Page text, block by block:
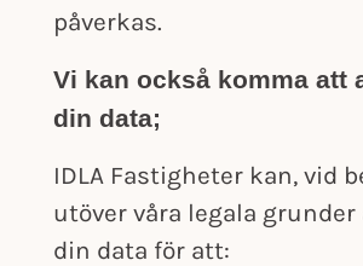
påverkas.
Vi kan också komma att
din data;
IDLA Fastigheter kan, vid
utöver våra legala grunder
din data för att: